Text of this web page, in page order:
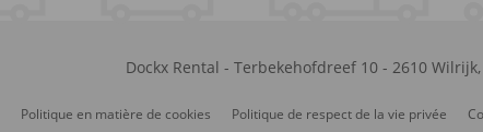
Dockx Rental - Terbekehofdreef 10- 2610 Wilrijk,
Politique en matière de cookies Politique de respect de la vie privée